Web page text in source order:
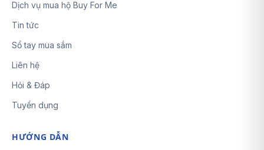
Dịch vụ mua hộ Buy For Me
Tin tức
Sổ tay mua sắm
Liên hệ
Hỏi & Đáp
Tuyển dụng
HƯỚNG DẪN